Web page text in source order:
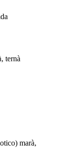
ternà
marà,